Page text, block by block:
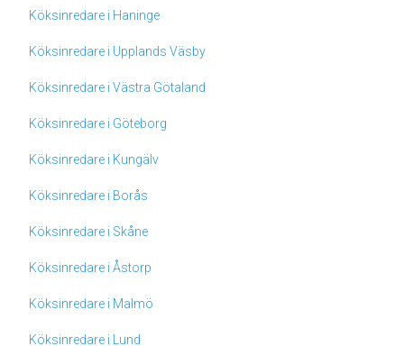
Köksinredare i Haninge
Köksinredare i Upplands Väsby
Köksinredare i Västra Götaland
Köksinredare i Göteborg
Köksinredare i Kungälv
Köksinredare i Borås
Köksinredare i Skåne
Köksinredare i Åstorp
Köksinredare i Malmö
Köksinredare i Lund